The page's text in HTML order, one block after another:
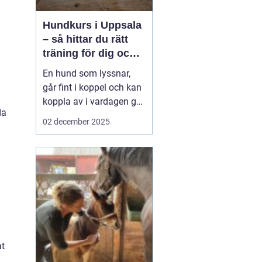
Hundkurs i Uppsala
– så hittar du rätt
träning för dig och
din hund
En hund som lyssnar,
går fint i koppel och kan
koppla av i vardagen gör
livet enklare för både
många att de kämpar
med inkallning, möten
med andra hundar eller
allmän ...
02 december 2025